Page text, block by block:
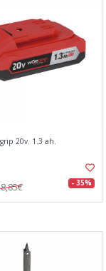
20v. 1.3 ah.
- 35%